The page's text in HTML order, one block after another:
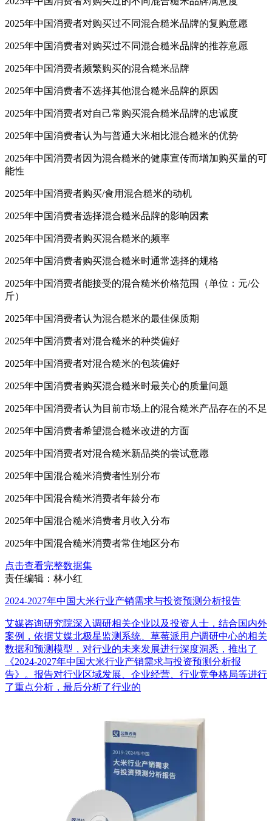
2025年中国消费者对购买过不同混合糙米品牌的复购意愿
2025年中国消费者对购买过不同混合糙米品牌的推荐意愿
2025年中国消费者频繁购买的混合糙米品牌
2025年中国消费者不选择其他混合糙米品牌的原因
2025年中国消费者对自己常购买混合糙米品牌的忠诚度
2025年中国消费者认为与普通大米相比混合糙米的优势
2025年中国消费者因为混合糙米的健康宣传而增加购买量的可
能性
2025年中国消费者购买/食用混合糙米的动机
2025年中国消费者选择混合糙米品牌的影响因素
2025年中国消费者购买混合糙米的频率
2025年中国消费者购买混合糙米时通常选择的规格
2025年中国消费者能接受的混合糙米价格范围（单位：元/公
斤）
2025年中国消费者认为混合糙米的最佳保质期
2025年中国消费者对混合糙米的种类偏好
2025年中国消费者对混合糙米的包装偏好
2025年中国消费者购买混合糙米时最关心的质量问题
2025年中国消费者认为目前市场上的混合糙米产品存在的不足
2025年中国消费者希望混合糙米改进的方面
2025年中国消费者对混合糙米新品类的尝试意愿
2025年中国混合糙米消费者性别分布
2025年中国混合糙米消费者年龄分布
2025年中国混合糙米消费者月收入分布
2025年中国混合糙米消费者常住地区分布
点击查看完整数据集
责任编辑：林小红
2024-2027年中国大米行业产销需求与投资预测分析报告
艾媒咨询研究院深入调研相关企业以及投资人士，结合国内外
案例，依据艾媒北极星监测系统、草莓派用户调研中心的相关
数据和预测模型，对行业的未来发展进行深度洞悉，推出了
《2024-2027年中国大米行业产销需求与投资预测分析报
告》。报告对行业区域发展、企业经营、行业竞争格局等进行
了重点分析，最后分析了行业的